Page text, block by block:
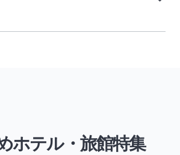
ホテル・旅館特集